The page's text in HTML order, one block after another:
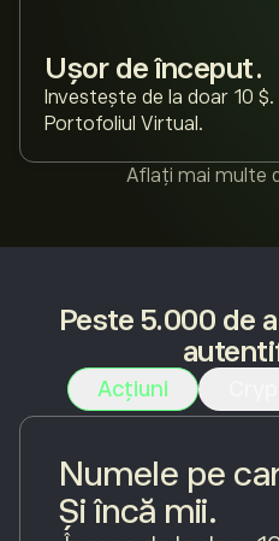
Ușor de început.
Investește de la doar 10
Portofoliul Virtual.
Aflați mai multe
Peste 5.000 de
Acțiuni
Numele pe
Și încă mii.